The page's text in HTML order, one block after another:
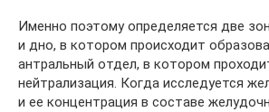
Именно поэтому определяется две
и дно, в котором происходит
антральный отдел, в котором
нейтрализация. Когда исследуется
и ее концентрация в составе